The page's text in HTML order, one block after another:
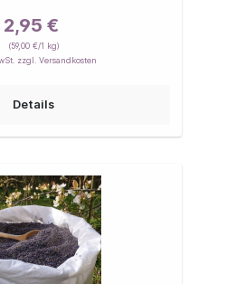
2,95 €
(59,00 €/1 kg)
zzgl. Versandkosten
Details